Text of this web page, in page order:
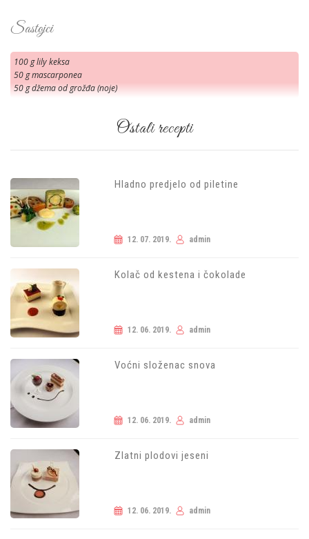
Sastojci
100 g lily keksa
50 g mascarponea
50 g džema od grožđa (noje)
Ostali recepti
Hladno predjelo od piletine
12. 07. 2019. admin
Kolač od kestena i čokolade
12. 06. 2019. admin
Voćni složenac snova
12. 06. 2019. admin
Zlatni plodovi jeseni
12. 06. 2019. admin